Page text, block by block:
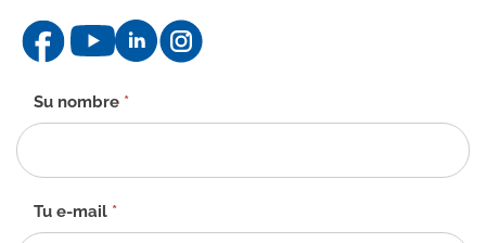
Formulario
de
contacto
-
Su nombre *
Tu e-mail *